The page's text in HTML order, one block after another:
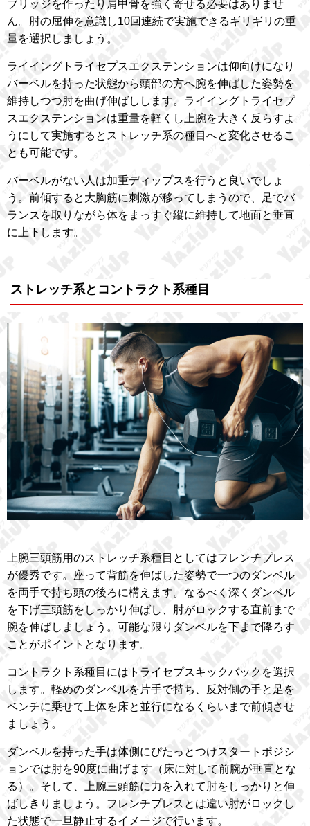
ブリッジを作ったり肩甲骨を強く寄せる必要はありませ
ん。肘の屈伸を意識し10回連続で実施できるギリギリの重
量を選択しましょう。
ライイングトライセプスエクステンションは仰向けになり
バーベルを持った状態から頭部の方へ腕を伸ばした姿勢を
維持しつつ肘を曲げ伸ばしします。ライイングトライセプ
スエクステンションは重量を軽くし上腕を大きく反らすよ
うにして実施するとストレッチ系の種目へと変化させるこ
とも可能です。
バーベルがない人は加重ディップスを行うと良いでしょ
う。前傾すると大胸筋に刺激が移ってしまうので、足でバ
ランスを取りながら体をまっすぐ縦に維持して地面と垂直
に上下します。
ストレッチ系とコントラクト系種目
上腕三頭筋用のストレッチ系種目としてはフレンチプレス
が優秀です。座って背筋を伸ばした姿勢で一つのダンベル
を両手で持ち頭の後ろに構えます。なるべく深くダンベル
を下げ三頭筋をしっかり伸ばし、肘がロックする直前まで
腕を伸ばしましょう。可能な限りダンベルを下まで降ろす
ことがポイントとなります。
コントラクト系種目にはトライセプスキックバックを選択
します。軽めのダンベルを片手で持ち、反対側の手と足を
ベンチに乗せて上体を床と並行になるくらいまで前傾させ
ましょう。
ダンベルを持った手は体側にぴたっとつけスタートポジシ
ョンでは肘を90度に曲げます（床に対して前腕が垂直とな
る）。そして、上腕三頭筋に力を入れて肘をしっかりと伸
ばしきりましょう。フレンチプレスとは違い肘がロックし
た状態で一旦静止するイメージで行います。